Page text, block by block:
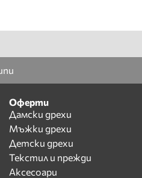
Оферти
Дамски дрехи
Мъжки дрехи
Детски дрехи
Текстил и прежди
Аксесоари